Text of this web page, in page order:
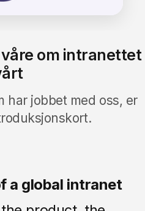
om intranettet
har jobbet med oss, er
a global intranet